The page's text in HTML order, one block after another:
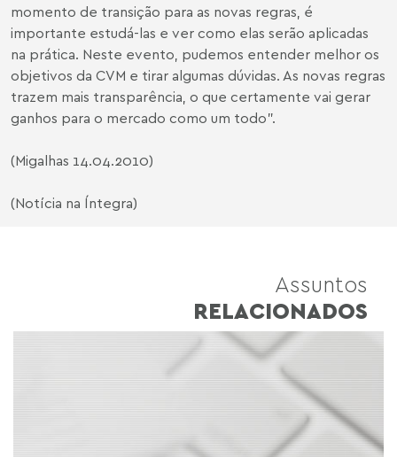
momento de transição para as novas regras, é
importante estudá-las e ver como elas serão aplicadas
na prática. Neste evento, pudemos entender melhor os
objetivos da CVM e tirar algumas dúvidas. As novas regras
trazem mais transparência, o que certamente vai gerar
ganhos para o mercado como um todo".
(Migalhas 14.04.2010)
(Notícia na Íntegra)
Assuntos
RELACIONADOS